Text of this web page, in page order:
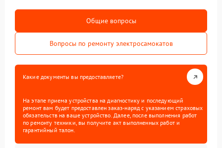
Общие вопросы
Вопросы по ремонту электросамокатов
Какие документы вы предоставляете?
На этапе приема устройства на диагностику и последующий
ремонт вам будет предоставлен заказ-наряд с указанием страховых
обязательств на ваше устройство. Далее, после выполнения работ
по ремонту техники, вы получите акт выполненных работ и
гарантийный талон.